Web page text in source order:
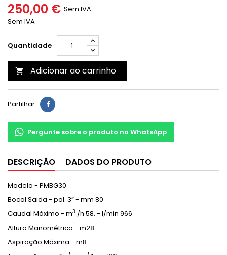
250,00 € Sem IVA
Sem IVA
Quantidade
 Adicionar ao carrinho
Partilhar
Pergunte sobre o produto no WhatsApp
DESCRIÇÃO DADOS DO PRODUTO
Modelo - PMBG30
Bocal Saida - pol. 3” - mm 80
Caudal Máximo - m3 /h 58, - l/min 966
Altura Manométrica - m28
Aspiração Máxima - m8